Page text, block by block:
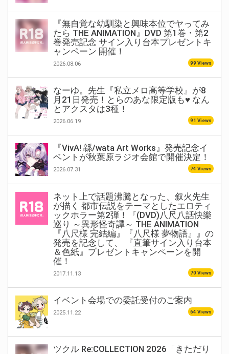
『無自覚な幼馴染と興味本位でヤってみ
たら THE ANIMATION』DVD 第1巻・第2
巻発売記念 サイン入り台本プレゼントキ
ャンペーン 開催！
2026.08.06 99 Views
なーゆ。先生『私立メロ高等学校』が8
月21日発売！とらのあな限定版も♥ なん
とアクスタは3種！
2026.06.19 91 Views
『VivA! 緜/wata Art Works』発売記念イ
ベントが秋葉原ラジオ会館で開催決定！
2026.07.31 74 Views
ネット上で話題沸騰となった、叙火先生
が描く 都市伝説をテーマとしたエロティ
ックホラー第2弾！『(DVD)八尺八話快樂
巡り ～異形怪奇譚～ THE ANIMATION
『八尺様 完結編』『八尺様 夢物語』』の
発売を記念して、 『直筆サイン入り台本
＆色紙』プレゼントキャンペーンを開
催！
2017.11.13 70 Views
イベント会場での委託受付のご案内
2025.11.22 64 Views
ツクル Re:COLLECTION 2026「きただり